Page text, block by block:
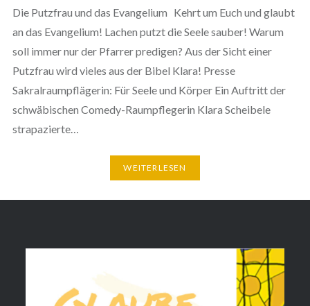
Die Putzfrau und das Evangelium Kehrt um Euch und glaubt
an das Evangelium! Lachen putzt die Seele sauber! Warum
soll immer nur der Pfarrer predigen? Aus der Sicht einer
Putzfrau wird vieles aus der Bibel Klara! Presse
Sakralraumpflägerin: Für Seele und Körper Ein Auftritt der
schwäbischen Comedy-Raumpflegerin Klara Scheibele
strapazierte…
WEITERLESEN